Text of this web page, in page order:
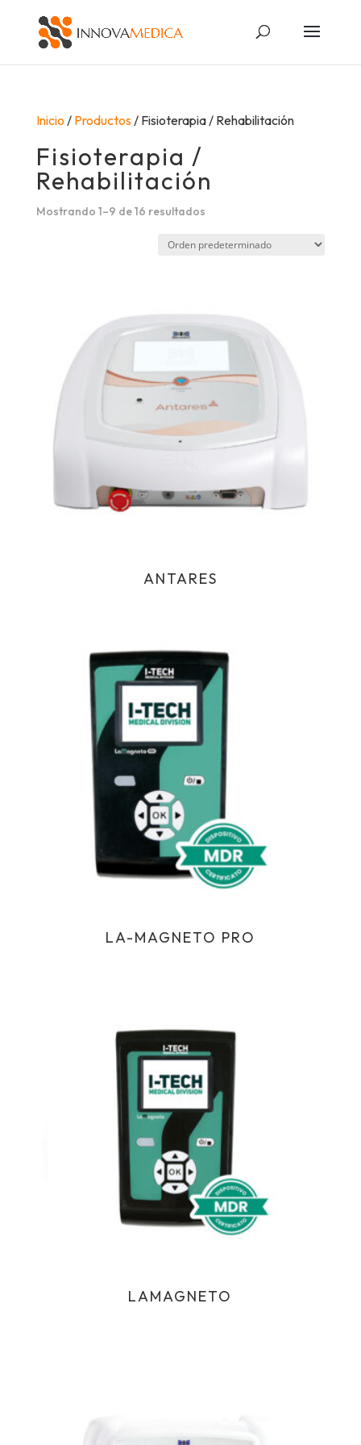
productos
Inicio / Productos/ Fisioterapia / Rehabilitación
Fisioterapia /
Rehabilitación
Mostrando 1–9 de 16 resultados
ANTARES
LA-MAGNETO PRO
LAMAGNETO